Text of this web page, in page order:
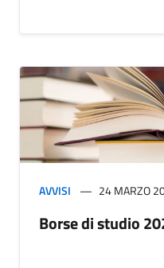
AVVISI 24 MARZO
Borse di studio